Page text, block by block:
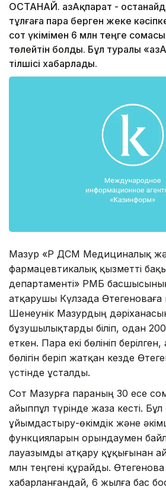
ҚОСТАНАЙ. ҚазАқпарат -
тұлғаға пара берген жеке
сот үкімімен 6 млн теңге
төлейтін болды. Бұл туралы
тілшісі хабарлады.
Мазур «ҚР ДСМ Медициналық
фармацевтикалық қызметті
департаменті» РМБ
атқарушы Күлзада Өтегеноваға
Шенеунік Мазурдың
бұзушылықтарды біліп, одан
еткен. Пара екі бөлініп
бөлігін беріп жатқан кезде
үстінде ұсталды.
Сот Мазурға параның 30 есе
айыппұл түрінде жаза кесті.
ұйымдастыру-өкімдік және
функцияларын орындаумен
лауазымды атқару құқығынан
млн теңгені құрайды.
хабарланғандай, 6 жылға бас